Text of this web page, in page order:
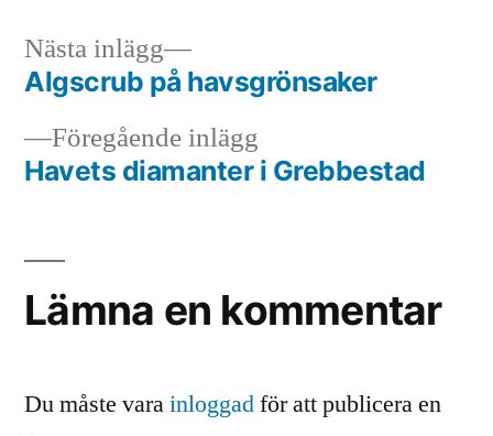
Inläggsnavigering
Föregående inlägg
inlägg:
Havets diamanter i Grebbestad
Nästa inlägg
Nästa
inlägg:
Algscrub på havsgrönsaker
Lämna en kommentar
Du måste varainloggadför att publicera en